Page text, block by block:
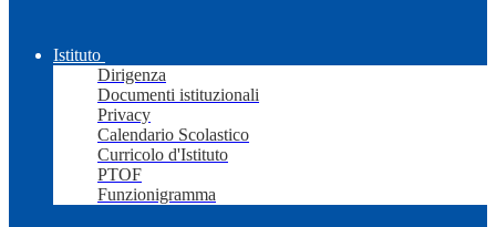
Istituto
Dirigenza
Documenti istituzionali
Privacy
Calendario Scolastico
Curricolo d'Istituto
PTOF
Funzionigramma